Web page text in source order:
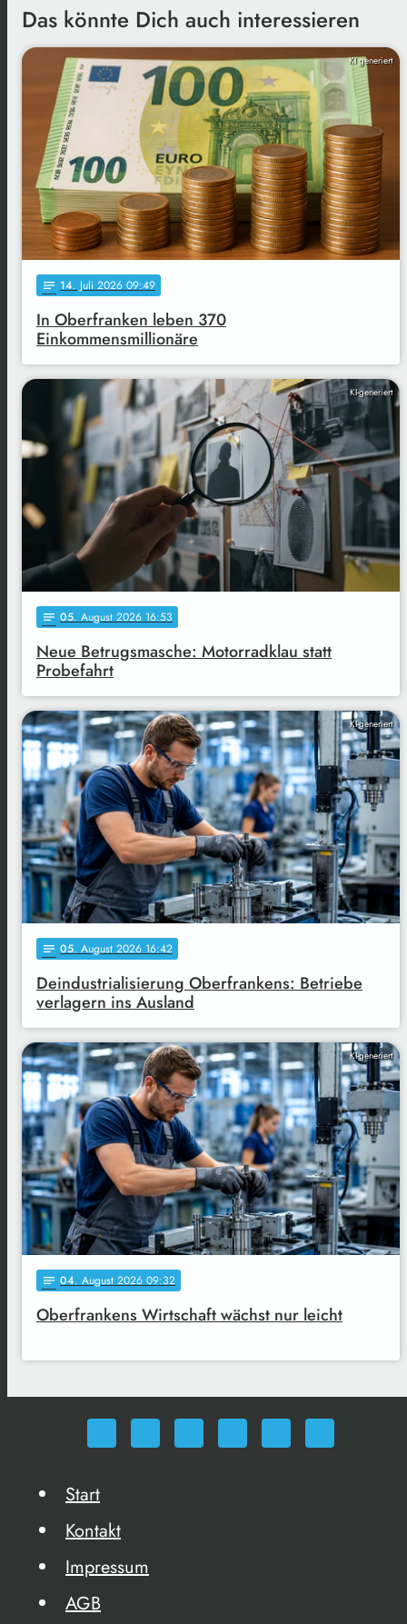
Das könnte Dich auch interessieren
KI generiert
notes 14. Juli 2026 09:49
In Oberfranken leben 370
Einkommensmillionäre
KI-generiert
notes 05. August 2026 16:53
Neue Betrugsmasche: Motorradklau statt
Probefahrt
KI-generiert
notes 05. August 2026 16:42
Deindustrialisierung Oberfrankens: Betriebe
verlagern ins Ausland
KI-generiert
notes 04. August 2026 09:32
Oberfrankens Wirtschaft wächst nur leicht
Start
Kontakt
Impressum
AGB